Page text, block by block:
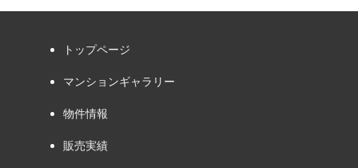
トップページ
マンションギャラリー
物件情報
販売実績